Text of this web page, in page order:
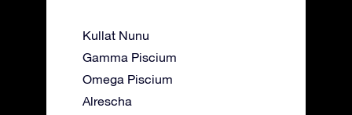
Kullat Nunu
Gamma Piscium
Omega Piscium
Alrescha